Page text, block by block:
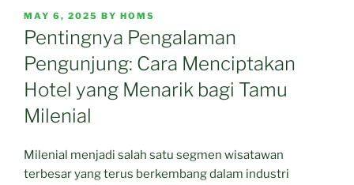
POSTED
ON
MAY 6, 2025 BY HOMS
Pentingnya Pengalaman
Pengunjung: Cara Menciptakan
Hotel yang Menarik bagi Tamu
Milenial
Milenial menjadi salah satu segmen wisatawan
terbesar yang terus berkembang dalam industri